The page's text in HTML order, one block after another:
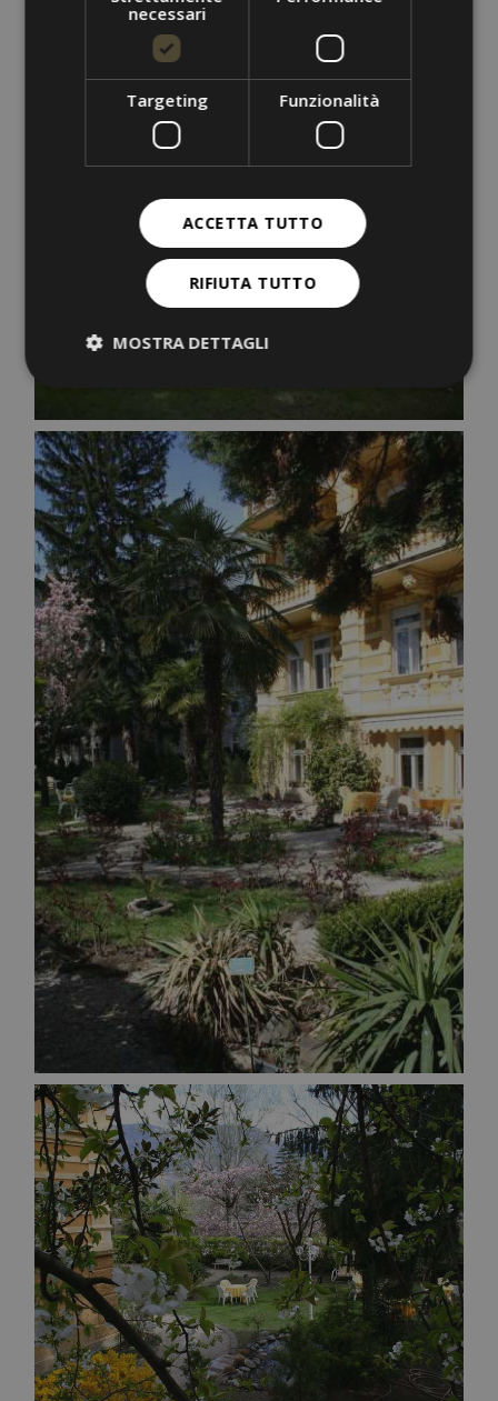
necessari
Targeting Funzionalità
ACCETTA TUTTO
RIFIUTA TUTTO
MOSTRA DETTAGLI